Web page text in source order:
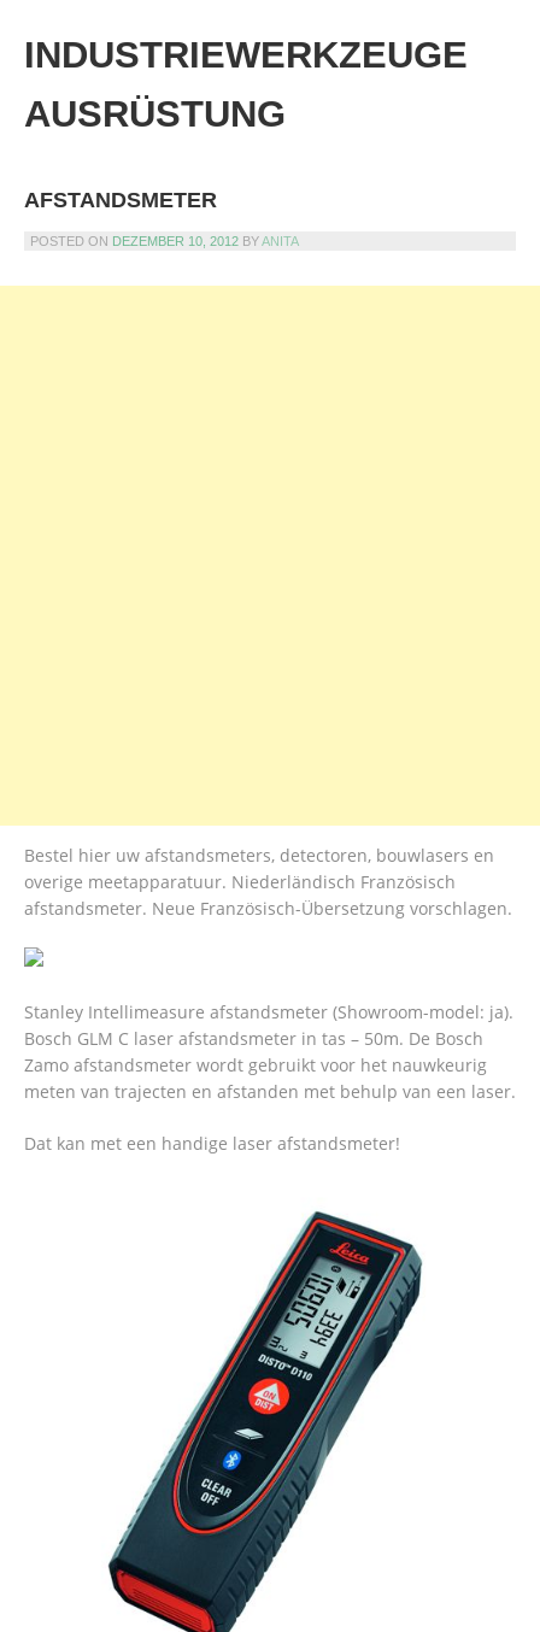
content
INDUSTRIEWERKZEUGE
AUSRÜSTUNG
AFSTANDSMETER
POSTED ON DEZEMBER 10, 2012 BYANITA
Bestel hier uw afstandsmeters, detectoren, bouwlasers en
overige meetapparatuur. Niederländisch Französisch
afstandsmeter. Neue Französisch-Übersetzung vorschlagen.
Stanley Intellimeasure afstandsmeter (Showroom-model: ja).
Bosch GLM C laser afstandsmeter in tas – 50m. De Bosch
Zamo afstandsmeter wordt gebruikt voor het nauwkeurig
meten van trajecten en afstanden met behulp van een laser.
Dat kan met een handige laser afstandsmeter!